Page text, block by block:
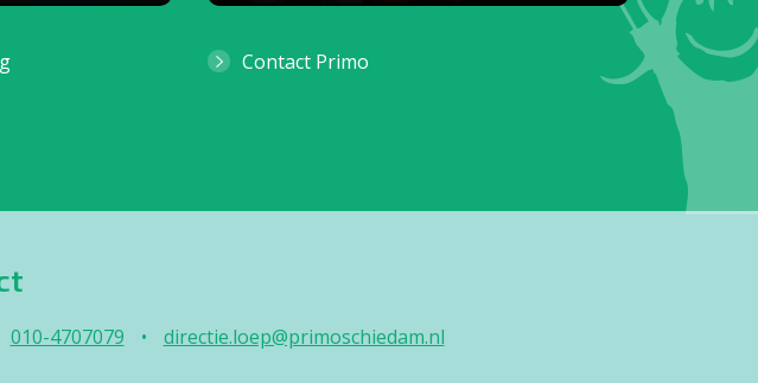
Contact Primo
010-4707079 • directie.loep@primoschiedam.nl